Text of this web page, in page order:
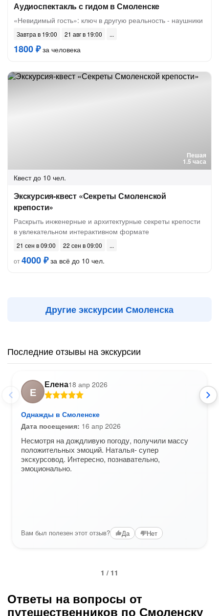
Аудиоспектакль с гидом в Смоленске
«Невидимый гость»: ключ в другую реальность - наушники
Завтра в 19:00 21 авг в 19:00
1800 ₽за человека
Пешая
1.5 часа
Квест до 10 чел.
Экскурсия-квест «Секреты Смоленской
крепости»
Раскрыть инженерные и архитектурные секреты крепости
в увлекательном интерактивном формате
21 сен в 09:00
22 сен в 09:00
от4000 ₽за всё до 10 чел.
Другие экскурсии Смоленска
Последние отзывы на экскурсии
Е
Елена18 апр 2026
Однажды в Смоленске
Дата посещения: 16 апр 2026
Несмотря на дождливую погоду, получили массу
положительных эмоций. Наталья- супер
экскурсовод. Интересно, познавательно,
эмоционально.
Вам был полезен этот отзыв? Да Нет
1 / 11
Ответы на вопросы от
путешественников по Смоленску